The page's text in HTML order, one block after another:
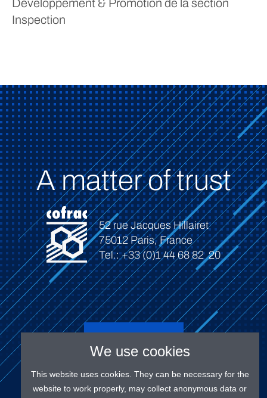
Développement & Promotion de la section
Inspection
A matter of trust
52 rue Jacques Hillairet
75012 Paris, France
Tel.: +33 (0)1 44 68 82 20
Connect
We use cookies
This website uses cookies. They can be necessary for the
website to work properly, may collect anonymous data or